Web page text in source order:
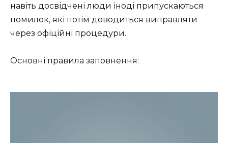
навіть досвідчені люди іноді припускаються
помилок, які потім доводиться виправляти
через офіційні процедури.
Основні правила заповнення: